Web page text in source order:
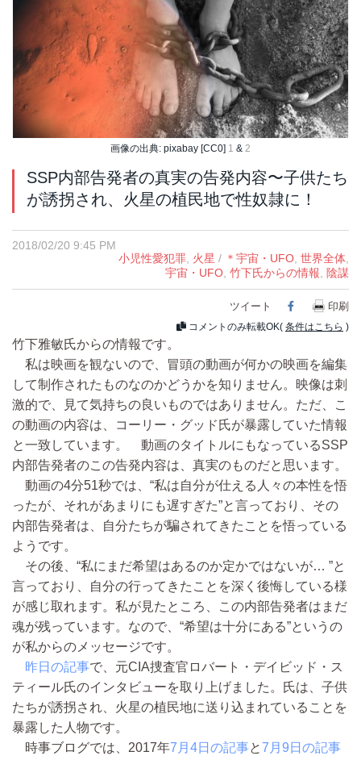
画像の出典: pixabay [CC0] 1 & 2
SSP内部告発者の真実の告発内容〜子供たち
が誘拐され、火星の植民地で性奴隷に！
2018/02/20 9:45 PM
小児性愛犯罪, 火星 / ＊宇宙・UFO, 世界全体,
宇宙・UFO, 竹下氏からの情報, 陰謀
ツイート Facebook
印刷
コメントのみ転載OK( 条件はこちら )
竹下雅敏氏からの情報です。
私は映画を観ないので、冒頭の動画が何かの映画を編集
して制作されたものなのかどうかを知りません。映像は刺
激的で、見て気持ちの良いものではありません。ただ、こ
の動画の内容は、コーリー・グッド氏が暴露していた情報
と一致しています。 動画のタイトルにもなっているSSP
内部告発者のこの告発内容は、真実のものだと思います。
動画の4分51秒では、“私は自分が仕える人々の本性を悟
ったが、それがあまりにも遅すぎた”と言っており、その
内部告発者は、自分たちが騙されてきたことを悟っている
ようです。
その後、“私にまだ希望はあるのか定かではないが… ”と
言っており、自分の行ってきたことを深く後悔している様
が感じ取れます。私が見たところ、この内部告発者はまだ
魂が残っています。なので、“希望は十分にある”というの
が私からのメッセージです。
昨日の記事で、元CIA捜査官ロバート・デイビッド・ス
ティール氏のインタビューを取り上げました。氏は、子供
たちが誘拐され、火星の植民地に送り込まれていることを
暴露した人物です。
時事ブログでは、2017年7月4日の記事と7月9日の記事